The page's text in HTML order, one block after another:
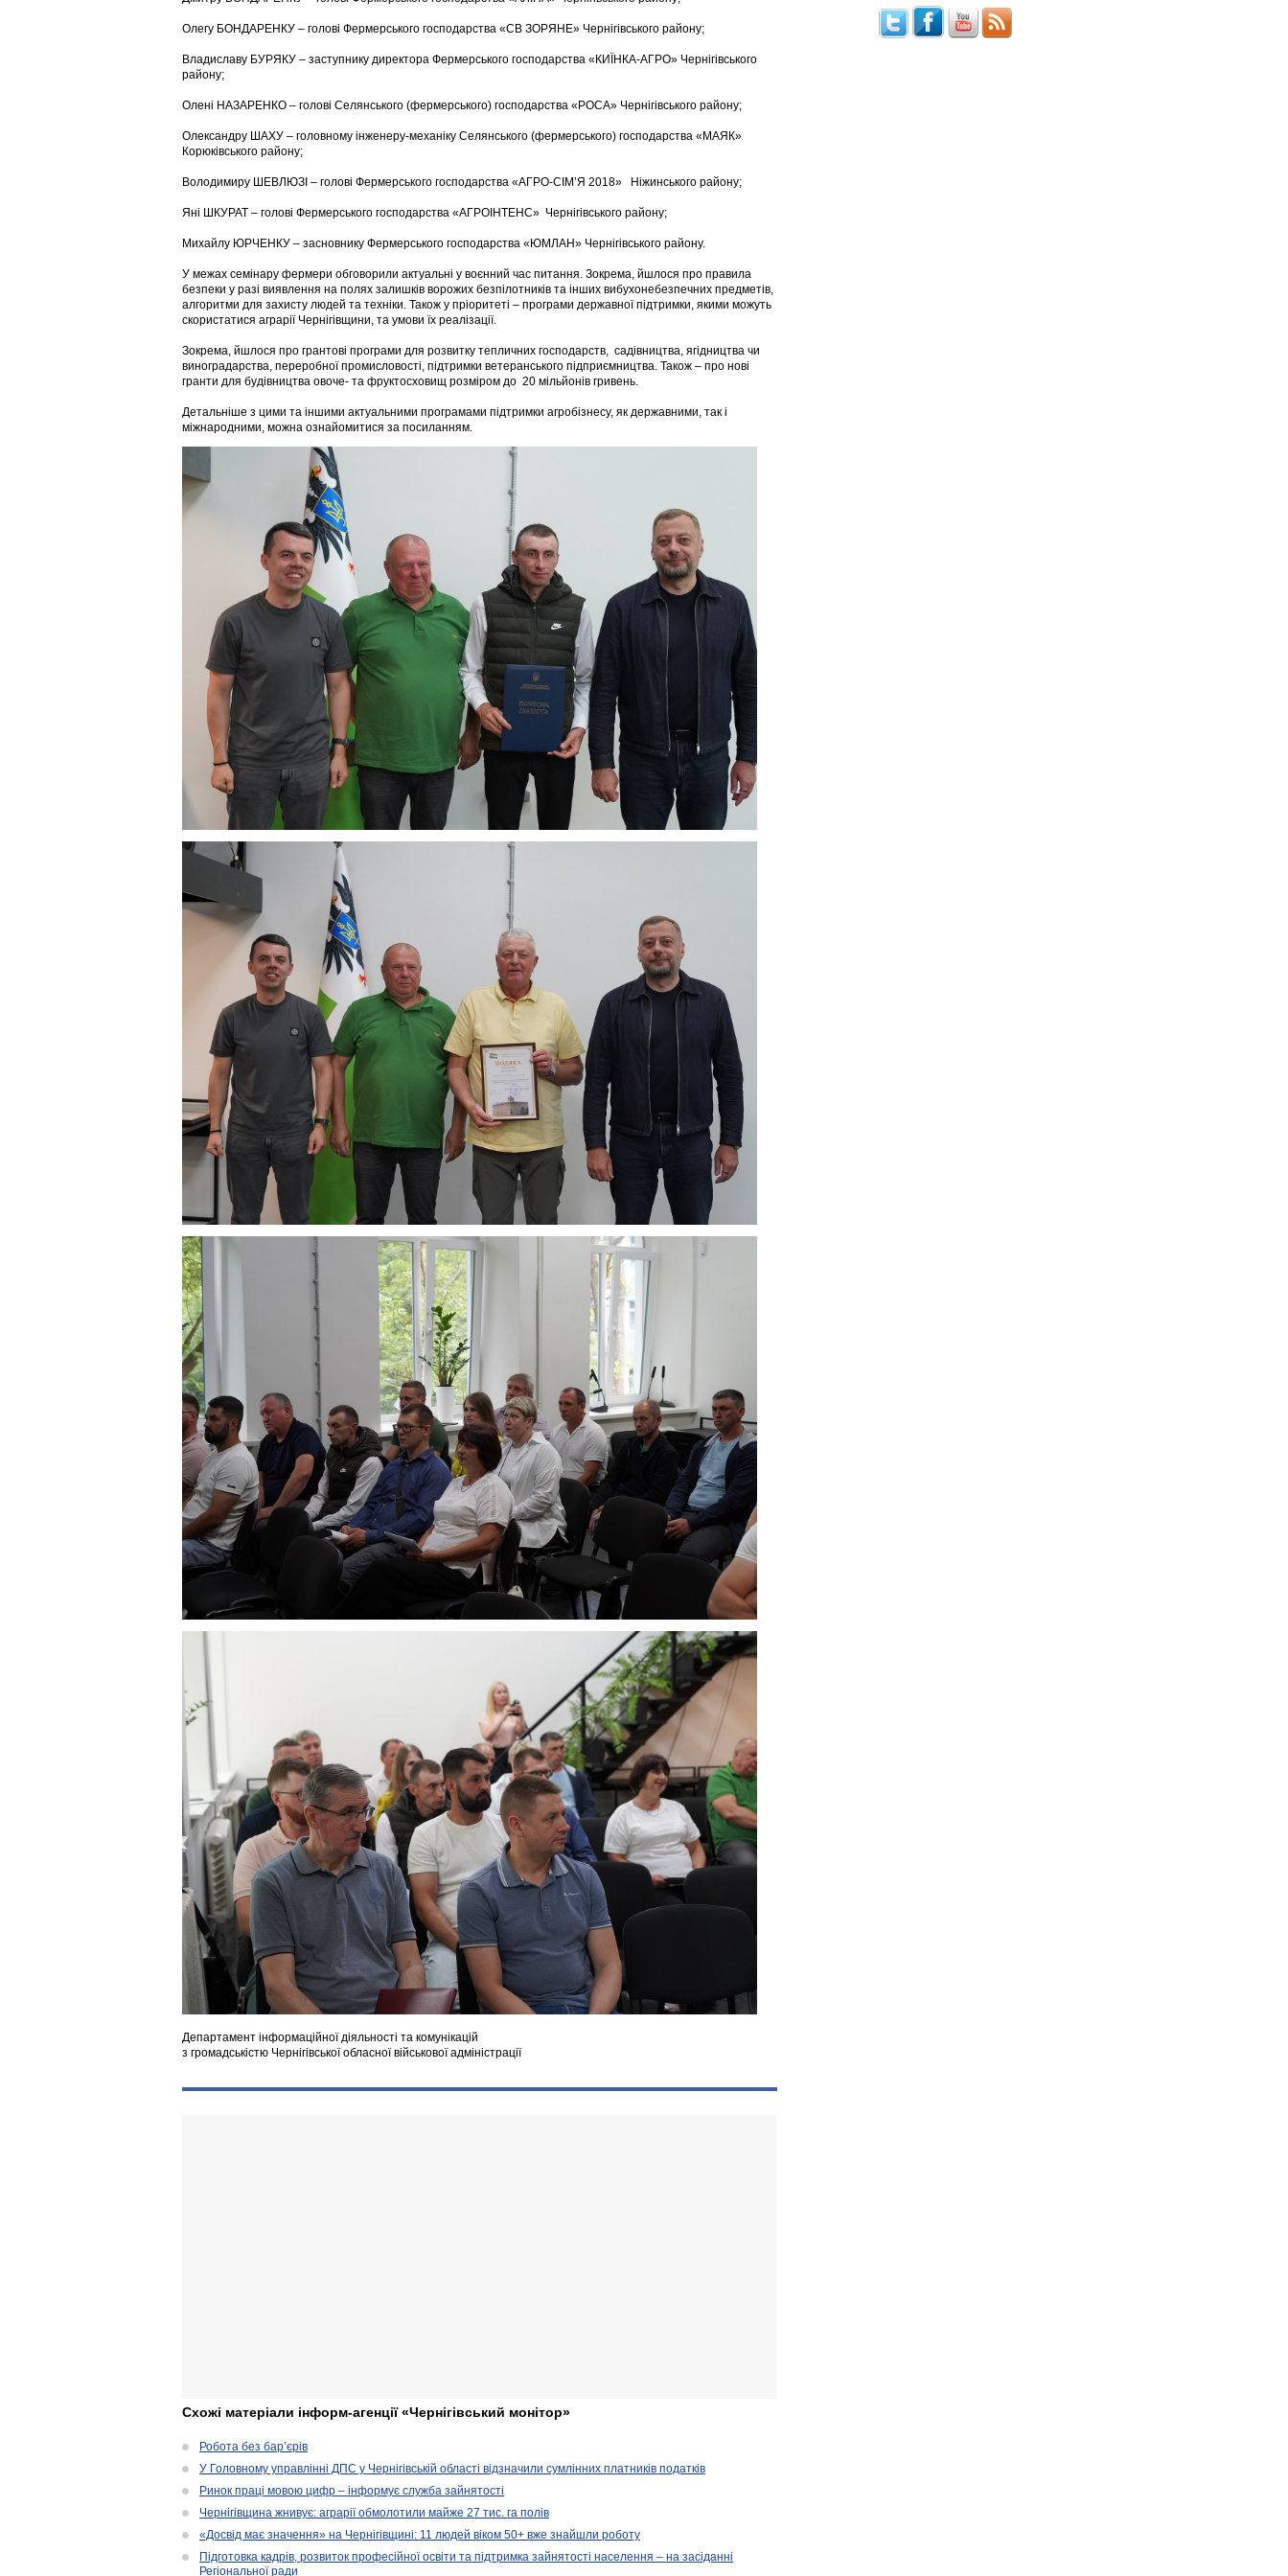
Олегу БОНДАРЕНКУ – голові Фермерського господарства «СВ ЗОРЯНЕ» Чернігівського району;
Владиславу БУРЯКУ – заступнику директора Фермерського господарства «КИЇНКА-АГРО» Чернігівського
району;
Олені НАЗАРЕНКО – голові Селянського (фермерського) господарства «РОСА» Чернігівського району;
Олександру ШАХУ – головному інженеру-механіку Селянського (фермерського) господарства «МАЯК»
Корюківського району;
Володимиру ШЕВЛЮЗІ – голові Фермерського господарства «АГРО-СІМ’Я 2018» Ніжинського району;
Яні ШКУРАТ – голові Фермерського господарства «АГРОІНТЕНС» Чернігівського району;
Михайлу ЮРЧЕНКУ – засновнику Фермерського господарства «ЮМЛАН» Чернігівського району.
У межах семінару фермери обговорили актуальні у воєнний час питання. Зокрема, йшлося про правила
безпеки у разі виявлення на полях залишків ворожих безпілотників та інших вибухонебезпечних предметів,
алгоритми для захисту людей та техніки. Також у пріоритеті – програми державної підтримки, якими можуть
скористатися аграрії Чернігівщини, та умови їх реалізації.
Зокрема, йшлося про грантові програми для розвитку тепличних господарств, садівництва, ягідництва чи
виноградарства, переробної промисловості, підтримки ветеранського підприємництва. Також – про нові
гранти для будівництва овоче- та фруктосховищ розміром до 20 мільйонів гривень.
Детальніше з цими та іншими актуальними програмами підтримки агробізнесу, як державними, так і
міжнародними, можна ознайомитися за посиланням.
Департамент інформаційної діяльності та комунікацій
з громадськістю Чернігівської обласної військової адміністрації
Схожі матеріали інформ-агенції «Чернігівський монітор»
Робота без бар’єрів
У Головному управлінні ДПС у Чернігівській області відзначили сумлінних платників податків
Ринок праці мовою цифр – інформує служба зайнятості
Чернігівщина жнивує: аграрії обмолотили майже 27 тис. га полів
«Досвід має значення» на Чернігівщині: 11 людей віком 50+ вже знайшли роботу
Підготовка кадрів, розвиток професійної освіти та підтримка зайнятості населення – на засіданні
Регіональної ради